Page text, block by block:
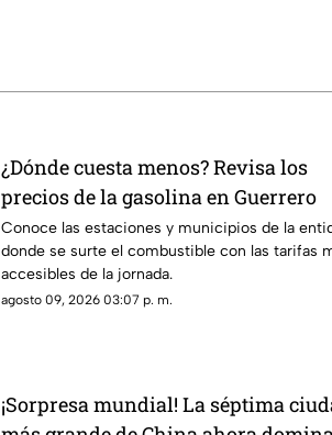
¿Dónde cuesta menos? Revisa los
precios de la gasolina en Guerrero
Conoce las estaciones y municipios de la
donde se surte el combustible con las tarifas
accesibles de la jornada.
agosto 09, 2026 03:07 p. m.
¡Sorpresa mundial! La séptima